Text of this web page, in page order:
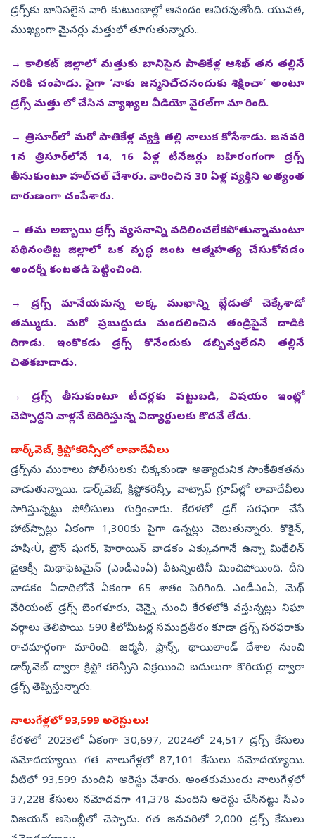
డ్రగ్స్‌కు బానిసలైన వారి కుటుంబాల్లో ఆనందం ఆవిరవుతోంది. యువత,
ముఖ్యంగా మైనర్లు మత్తులో తూగుతున్నారు..
→ కాలికట్‌ జిల్లాలో మత్తుకు బానిసైన పాతికేళ్ల ఆశిఖ్‌ తన తల్లినే
నరికి చంపాడు. పైగా ‘నాకు జన్మనిచి్చనందుకు శిక్షించా’ అంటూ
డ్రగ్స్‌ మత్తు లో చేసిన వ్యాఖ్యల వీడియో వైరల్‌గా మా రింది.
→ త్రిసూర్‌లో మరో పాతికేళ్ల వ్యక్తి తల్లి నాలుక కోసేశాడు. జనవరి
1న త్రిసూర్‌లోనే 14, 16 ఏళ్ల టీనేజర్లు బహిరంగంగా డ్రగ్స్‌
తీసుకుంటూ హల్‌చల్‌ చేశారు. వారించిన 30 ఏళ్ల వ్యక్తిని అత్యంత
దారుణంగా చంపేశారు.
→ తమ అబ్బాయి డ్రగ్స్‌ వ్యసనాన్ని వదిలించలేకపోతున్నామంటూ
పథినంతిట్ట జిల్లాలో ఒక వృద్ధ జంట ఆత్మహత్య చేసుకోవడం
అందర్నీ కంటతడి పెట్టించింది.
→ డ్రగ్స్‌ మానేయమన్న అక్క ముఖాన్ని బ్లేడుతో చెక్కేశాడో
తమ్ముడు. మరో ప్రబుద్ధుడు మందలించిన తండ్రిపైనే దాడికి
దిగాడు. ఇంకొకడు డ్రగ్స్‌ కొనేందుకు డబ్బివ్వలేదని తల్లినే
చితకబాదాడు.
→ డ్రగ్స్‌ తీసుకుంటూ టీచర్లకు పట్టుబడి, విషయం ఇంట్లో
చెప్పొద్దని వాళ్లనే బెదిరిస్తున్న విద్యార్థులకు కొదవే లేదు.
డార్క్‌వెబ్, క్రిప్టోకరెన్సీలో లావాదేవీలు
డ్రగ్స్‌ను ముఠాలు పోలీసులకు చిక్కకుండా అత్యాధునిక సాంకేతికతను
వాడుతున్నాయి. డార్క్‌వెబ్, క్రిప్టోకరెన్సీ, వాట్సాప్‌ గ్రూప్‌ల్లో లావాదేవీలు
సాగిస్తున్నట్టు పోలీసులు గుర్తించారు. కేరళలో డ్రగ్‌ సరఫరా చేసే
హాట్‌స్పాట్లు ఏకంగా 1,300కు పైగా ఉన్నట్లు చెబుతున్నారు. కొకైన్,
హషి‹Ù, బ్రౌన్‌ షుగర్, హెరాయిన్‌ వాడకం ఎక్కువగానే ఉన్నా మిథేలిన్‌
డైఆక్సీ మిథాఫెటమైన్‌ (ఎండీఎంఏ) వీటన్నింటినీ మించిపోయింది. దీని
వాడకం ఏడాదిలోనే ఏకంగా 65 శాతం పెరిగింది. ఎండీఎంఏ, మెథ్‌
వేరియంట్‌ డ్రగ్స్‌ బెంగళూరు, చెన్నై నుంచి కేరళలోకి వస్తున్నట్లు నిఘా
వర్గాలు తెలిపాయి. 590 కిలోమీటర్ల సముద్రతీరం కూడా డ్రగ్స్‌ సరఫరాకు
రాచమార్గంగా మారింది. జర్మనీ, ఫ్రాన్స్, థాయిలాండ్‌ దేశాల నుంచి
డార్క్‌వెబ్‌ ద్వారా క్రిప్టో కరెన్సీని విక్రయించి బదులుగా కొరియర్ల ద్వారా
డ్రగ్స్‌ తెప్పిస్తున్నారు.
నాలుగేళ్లలో 93,599 అరెస్టులు!
కేరళలో 2023లో ఏకంగా 30,697, 2024లో 24,517 డ్రగ్స్‌ కేసులు
నమోదయ్యాయి. గత నాలుగేళ్లలో 87,101 కేసులు నమోదయ్యాయి.
వీటిలో 93,599 మందిని అరెస్టు చేశారు. అంతకుముందు నాలుగేళ్లలో
37,228 కేసులు నమోదవగా 41,378 మందిని అరెస్టు చేసినట్టు సీఎం
విజయన్‌ అసెంబ్లీలో చెప్పారు. గత జనవరిలో 2,000 డ్రగ్స్‌ కేసులు